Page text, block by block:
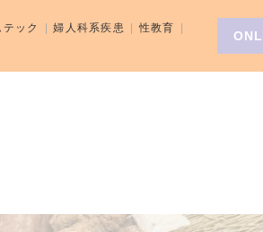
テック 婦人科系疾患
性教育